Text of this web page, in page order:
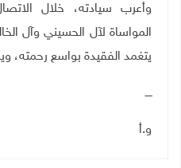
وأعرب سيادته، خلال
المواساة لآل الحسيني وآل
يتغمد الفقيدة بواسع رحمته،
ــــ
و.أ